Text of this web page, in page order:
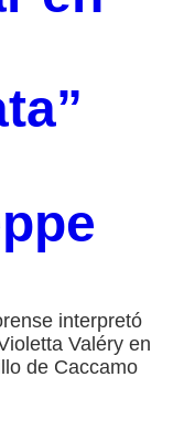
interpretó
Valéry en
de Caccamo